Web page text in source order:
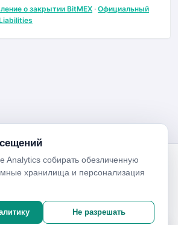
о закрытии BitMEX · Официальный
платёжным системам, кошелькам и
с цифровыми активами.
Analytics собирать обезличенную
хранилища и персонализация
Не разрешать